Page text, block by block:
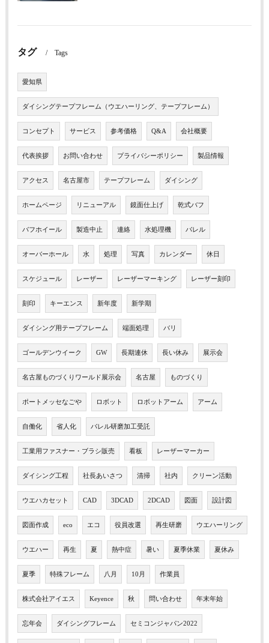
タグ Tags
愛知県
ダイシングテープフレーム（ウエハーリング、テープフレーム）
コンセプト サービス 参考価格 Q&A 会社概要
代表挨拶 お問い合わせ プライバシーポリシー 製品情報
アクセス 名古屋市 テープフレーム ダイシング
ホームページ リニューアル 鏡面仕上げ 乾式バフ
バフホイール 製造中止 連絡 水処理機 バレル
オーバーホール 水 処理 写真 カレンダー 休日
スケジュール レーザー レーザーマーキング レーザー刻印
刻印 キーエンス 新年度 新学期
ダイシング用テープフレーム 端面処理 バリ
ゴールデンウイーク GW 長期連休 長い休み 展示会
名古屋ものづくりワールド展示会 名古屋 ものづくり
ポートメッセなごや ロボット ロボットアーム アーム
自働化 省人化 バレル研磨加工受託
工業用ファスナー・ブラシ販売 看板 レーザーマーカー
ダイシング工程 社長あいさつ 清掃 社内 クリーン活動
ウエハカセット CAD 3DCAD 2DCAD 図面 設計図
図面作成 eco エコ 役員改選 再生研磨 ウエハーリング
ウエハー 再生 夏 熱中症 暑い 夏季休業 夏休み
夏季 特殊フレーム 八月 10月 作業員
株式会社アイエス Keyence 秋 問い合わせ 年末年始
忘年会 ダイシングフレーム セミコンジャパン2022